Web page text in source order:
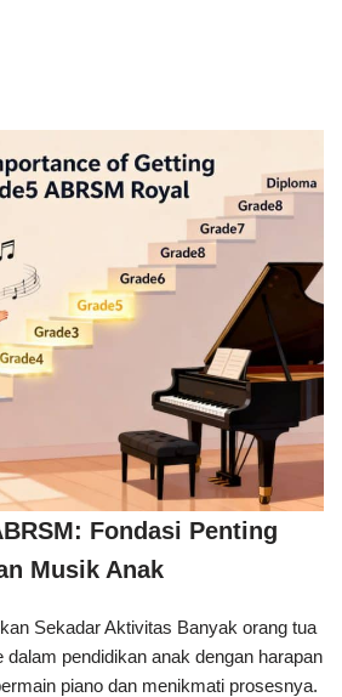
Fondasi Penting
Musik Anak
Sekadar Aktivitas Banyak orang tua
pendidikan anak dengan harapan
piano dan menikmati prosesnya.